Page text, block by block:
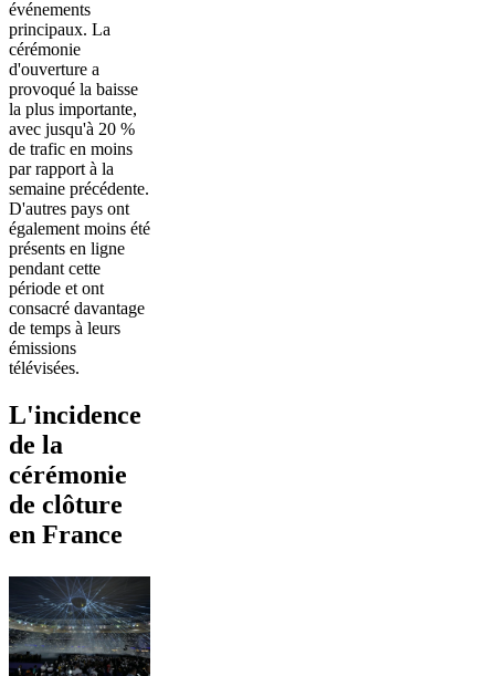
événements
principaux. La
cérémonie
d'ouverture a
provoqué la baisse
la plus importante,
avec jusqu'à 20 %
de trafic en moins
par rapport à la
semaine précédente.
D'autres pays ont
également moins été
présents en ligne
pendant cette
période et ont
consacré davantage
de temps à leurs
émissions
télévisées.
L'incidence
de la
cérémonie
de clôture
en France